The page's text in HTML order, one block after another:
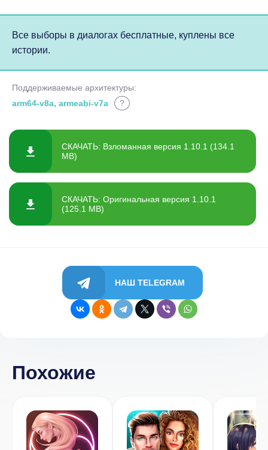
Все выборы в диалогах бесплатные, куплены все
истории.
Поддерживаемые архитектуры:
arm64-v8a, armeabi-v7a
?
СКАЧАТЬ: Взломанная версия 1.10.1 (134.1
MB)
СКАЧАТЬ: Оригинальная версия 1.10.1
(125.1 MB)
НАШ TELEGRAM
Похожие